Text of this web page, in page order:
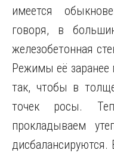
имеется
говоря, в
железобетонная
Режимы её заранее
так, чтобы в
точек росы.
прокладываем
дисбалансируются.